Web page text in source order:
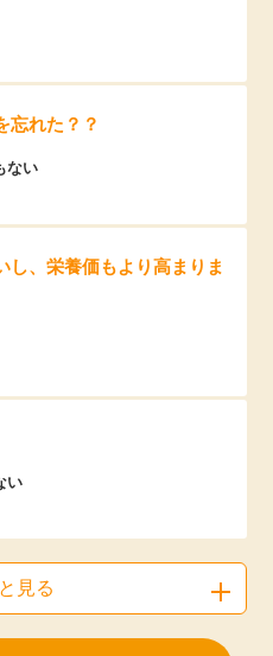
忘れた？？
ない
し、栄養価もより高まりま
い
見る